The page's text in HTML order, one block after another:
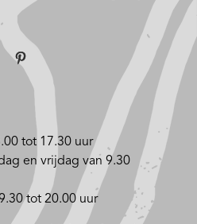
tot 17.30 uur
en vrijdag van 9.30
tot 20.00 uur